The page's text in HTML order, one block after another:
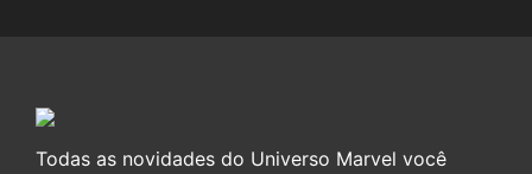
Todas as novidades do Universo Marvel você